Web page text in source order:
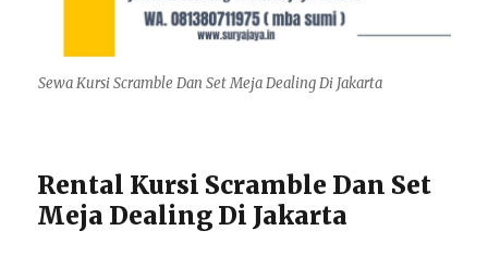
Sewa Kursi Scramble Dan Set Meja Dealing Di Jakarta
Rental Kursi Scramble Dan Set
Meja Dealing Di Jakarta